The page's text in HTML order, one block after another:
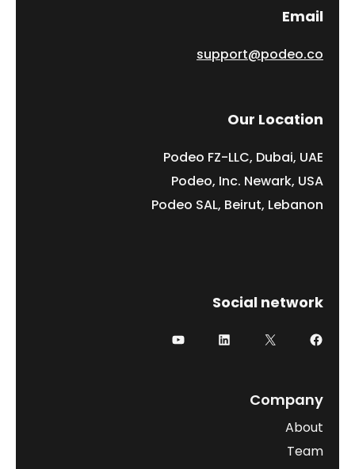
Email
support@podeo.co
Our Location
Podeo FZ-LLC, Dubai, UAE
Podeo, Inc. Newark, USA
Podeo SAL, Beirut, Lebanon
Social network
فيسبوك
إكس لينكد إن يوتيوب
Company
About
Team